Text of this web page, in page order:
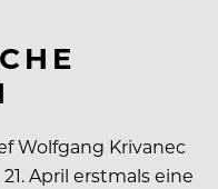
Wolfgang Krivanec
April erstmals eine